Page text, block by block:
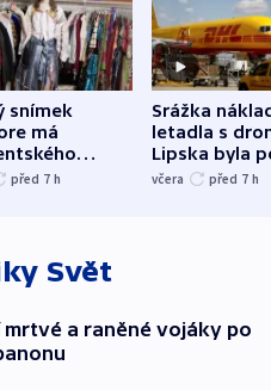
snímek
má
zabojuje o
před 7 h
Srážka
letadla s
Lipska byla
německého
včera před 7 h
Svět
mrtvé a raněné vojáky po